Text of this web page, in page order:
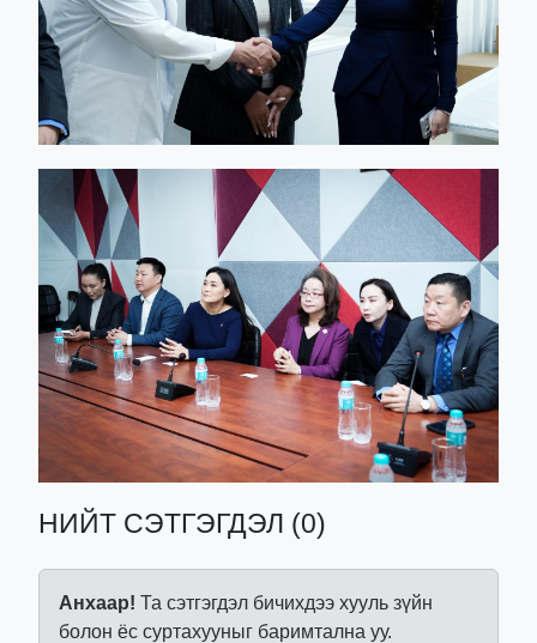
НИЙТ СЭТГЭГДЭЛ (0)
Анхаар! Та сэтгэгдэл бичихдээ хууль зүйн
болон ёс суртахууныг баримтална уу.